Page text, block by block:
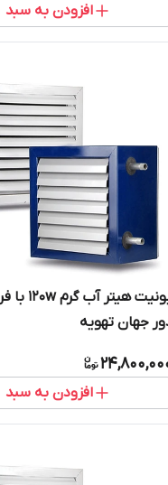
افزودن به سبد
جهان تهویه
افزودن به سبد